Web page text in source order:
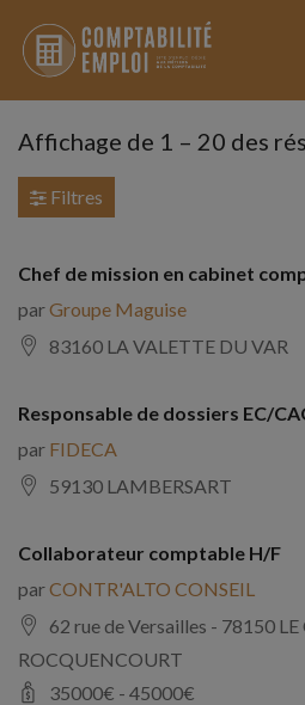
Affichage de 1 – 20 des
Filtres
Chef de mission en cabinet
parGroupe Maguise
83160 LA VALETTE DU VAR
Responsable de dossiers EC/
par FIDECA
59130 LAMBERSART
Collaborateur comptable H/F
parCONTR'ALTO CONSEIL
62 rue de Versailles - 78150
ROCQUENCOURT
35000€ - 45000€